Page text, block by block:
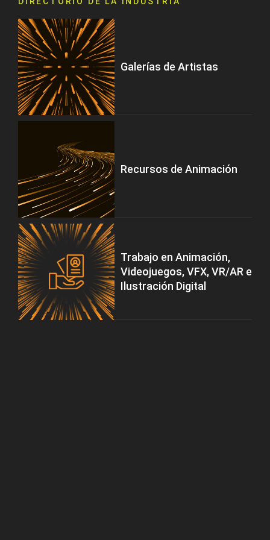
Galerías de Artistas
Recursos de Animación
Trabajo en Animación,
Videojuegos, VFX, VR/AR e
Ilustración Digital